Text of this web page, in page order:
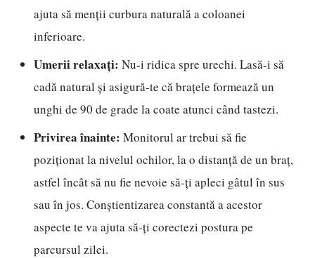
ajuta să menții curbura naturală a coloanei
inferioare.
Umerii relaxați: Nu-i ridica spre urechi. Lasă-i să
cadă natural și asigură-te că brațele formează un
unghi de 90 de grade la coate atunci când tastezi.
Privirea înainte: Monitorul ar trebui să fie
poziționat la nivelul ochilor, la o distanță de un braț,
astfel încât să nu fie nevoie să-ți apleci gâtul în sus
sau în jos. Conștientizarea constantă a acestor
aspecte te va ajuta să-ți corectezi postura pe
parcursul zilei.